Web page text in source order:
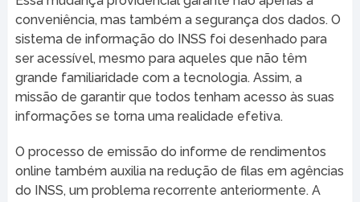
conveniência, mas também a segurança dos dados. O
sistema de informação do INSS foi desenhado para
ser acessível, mesmo para aqueles que não têm
grande familiaridade com a tecnologia. Assim, a
missão de garantir que todos tenham acesso às suas
informações se torna uma realidade efetiva.
O processo de emissão do informe de rendimentos
online também auxilia na redução de filas em agências
do INSS, um problema recorrente anteriormente. A